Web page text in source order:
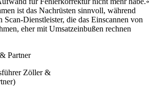
ist das Nachrüsten sinnvoll, während
Dienstleister, die das Einscannen von
eher mit Umsatzeinbußen rechnen
Zöller &